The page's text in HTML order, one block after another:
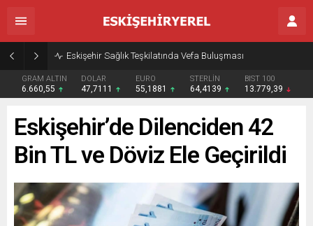
Eskişehir Sağlık Teşkilatında Vefa Buluşması
GRAM ALTIN
6.660,55
DOLAR
47,7111
EURO
55,1881
STERLİN
64,4139
BIST 100
13.779,39
Eskişehir’de Dilenciden 42
Bin TL ve Döviz Ele Geçirildi